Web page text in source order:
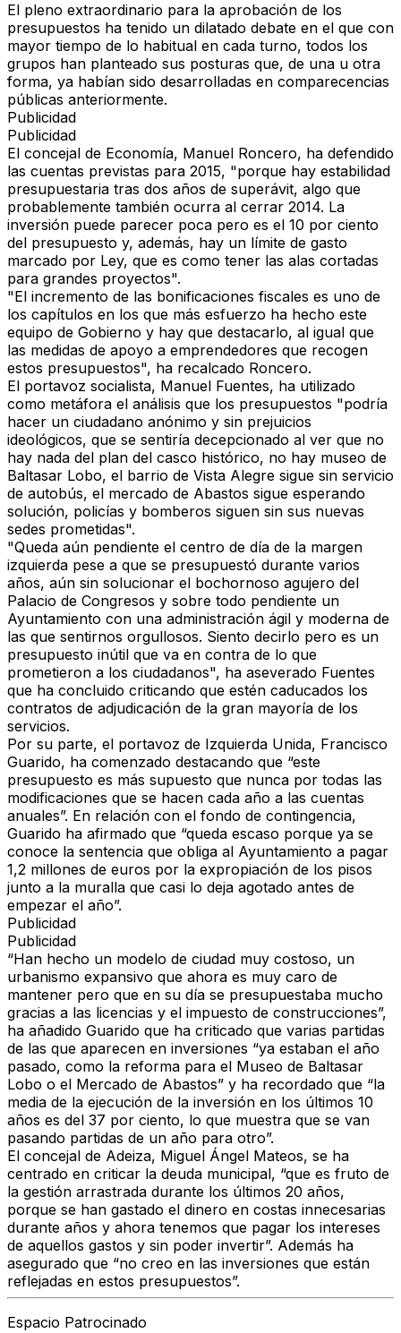
El pleno extraordinario para la aprobación de los
presupuestos ha tenido un dilatado debate en el que con
mayor tiempo de lo habitual en cada turno, todos los
grupos han planteado sus posturas que, de una u otra
forma, ya habían sido desarrolladas en comparecencias
públicas anteriormente.
Publicidad
Publicidad
El concejal de Economía, Manuel Roncero, ha defendido
las cuentas previstas para 2015, "porque hay estabilidad
presupuestaria tras dos años de superávit, algo que
probablemente también ocurra al cerrar 2014. La
inversión puede parecer poca pero es el 10 por ciento
del presupuesto y, además, hay un límite de gasto
marcado por Ley, que es como tener las alas cortadas
para grandes proyectos".
"El incremento de las bonificaciones fiscales es uno de
los capítulos en los que más esfuerzo ha hecho este
equipo de Gobierno y hay que destacarlo, al igual que
las medidas de apoyo a emprendedores que recogen
estos presupuestos", ha recalcado Roncero.
El portavoz socialista, Manuel Fuentes, ha utilizado
como metáfora el análisis que los presupuestos "podría
hacer un ciudadano anónimo y sin prejuicios
ideológicos, que se sentiría decepcionado al ver que no
hay nada del plan del casco histórico, no hay museo de
Baltasar Lobo, el barrio de Vista Alegre sigue sin servicio
de autobús, el mercado de Abastos sigue esperando
solución, policías y bomberos siguen sin sus nuevas
sedes prometidas".
"Queda aún pendiente el centro de día de la margen
izquierda pese a que se presupuestó durante varios
años, aún sin solucionar el bochornoso agujero del
Palacio de Congresos y sobre todo pendiente un
Ayuntamiento con una administración ágil y moderna de
las que sentirnos orgullosos. Siento decirlo pero es un
presupuesto inútil que va en contra de lo que
prometieron a los ciudadanos", ha aseverado Fuentes
que ha concluido criticando que estén caducados los
contratos de adjudicación de la gran mayoría de los
servicios.
Por su parte, el portavoz de Izquierda Unida, Francisco
Guarido, ha comenzado destacando que “este
presupuesto es más supuesto que nunca por todas las
modificaciones que se hacen cada año a las cuentas
anuales”. En relación con el fondo de contingencia,
Guarido ha afirmado que “queda escaso porque ya se
conoce la sentencia que obliga al Ayuntamiento a pagar
1,2 millones de euros por la expropiación de los pisos
junto a la muralla que casi lo deja agotado antes de
empezar el año”.
Publicidad
Publicidad
“Han hecho un modelo de ciudad muy costoso, un
urbanismo expansivo que ahora es muy caro de
mantener pero que en su día se presupuestaba mucho
gracias a las licencias y el impuesto de construcciones”,
ha añadido Guarido que ha criticado que varias partidas
de las que aparecen en inversiones “ya estaban el año
pasado, como la reforma para el Museo de Baltasar
Lobo o el Mercado de Abastos” y ha recordado que “la
media de la ejecución de la inversión en los últimos 10
años es del 37 por ciento, lo que muestra que se van
pasando partidas de un año para otro”.
El concejal de Adeiza, Miguel Ángel Mateos, se ha
centrado en criticar la deuda municipal, “que es fruto de
la gestión arrastrada durante los últimos 20 años,
porque se han gastado el dinero en costas innecesarias
durante años y ahora tenemos que pagar los intereses
de aquellos gastos y sin poder invertir”. Además ha
asegurado que “no creo en las inversiones que están
reflejadas en estos presupuestos”.
Espacio Patrocinado